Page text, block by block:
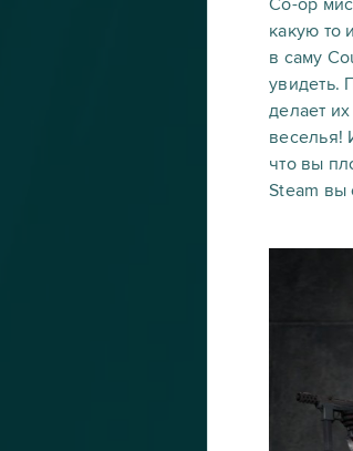
Co-op
какую то
в саму
увидеть.
делает
веселья!
что вы
Steam вы